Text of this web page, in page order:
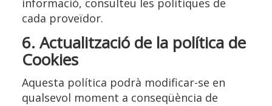
informació, consulteu les polítiques de
cada proveïdor.
6. Actualització de la política de
Cookies
Aquesta política podrà modificar-se en
qualsevol moment a conseqüència de